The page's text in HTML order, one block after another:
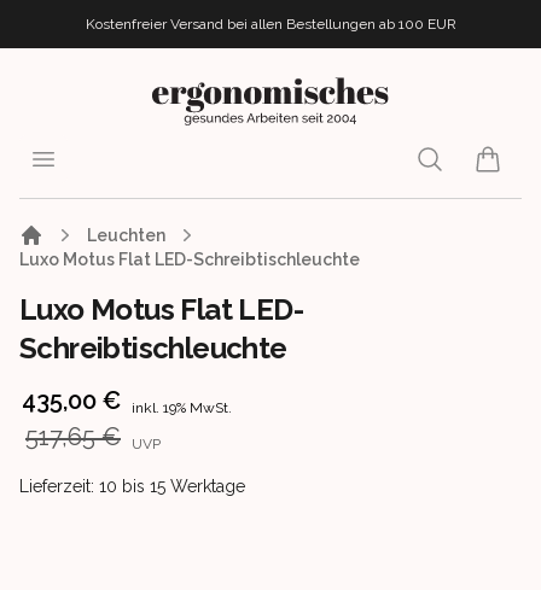
Kostenfreier Versand bei allen Bestellungen ab 100 EUR
ergonomisches.de
Open menu Search
items
Leuchten
Luxo Motus Flat LED-Schreibtischleuchte
Luxo Motus Flat LED-
Schreibtischleuchte
Product information
435,00 € inkl. 19% MwSt.
517,65 € UVP
Product delivery information
Lieferzeit: 10 bis 15 Werktage